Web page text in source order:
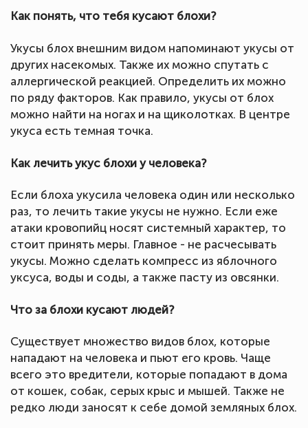
Как понять, что тебя кусают блохи?
Укусы блох внешним видом напоминают укусы от
других насекомых. Также их можно спутать с
аллергической реакцией. Определить их можно
по ряду факторов. Как правило, укусы от блох
можно найти на ногах и на щиколотках. В центре
укуса есть темная точка.
Как лечить укус блохи у человека?
Если блоха укусила человека один или несколько
раз, то лечить такие укусы не нужно. Если еже
атаки кровопийц носят системный характер, то
стоит принять меры. Главное - не расчесывать
укусы. Можно сделать компресс из яблочного
уксуса, воды и соды, а также пасту из овсянки.
Что за блохи кусают людей?
Существует множество видов блох, которые
нападают на человека и пьют его кровь. Чаще
всего это вредители, которые попадают в дома
от кошек, собак, серых крыс и мышей. Также не
редко люди заносят к себе домой земляных блох.